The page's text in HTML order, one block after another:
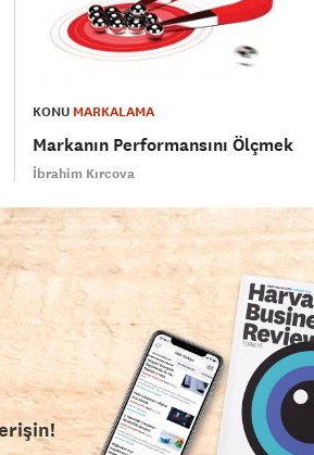
KONU MARKALAMA
Markanın Performansını Ölçmek
İbrahim Kırcova